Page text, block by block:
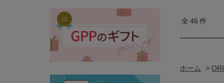
全 46 件
ホーム >